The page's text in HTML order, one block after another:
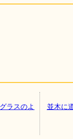
ラスのよ
並木に